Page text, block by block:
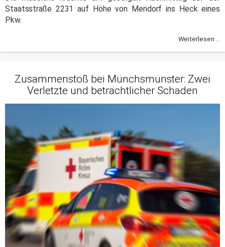
Staatsstraße 2231 auf Höhe von Mendorf ins Heck eines
Pkw.
Weiterlesen ...
Zusammenstoß bei Münchsmünster: Zwei
Verletzte und beträchtlicher Schaden